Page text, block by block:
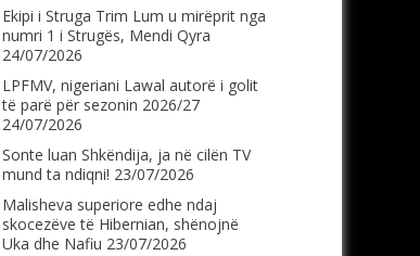
Ekipi i Struga Trim Lum u mirëprit nga
numri 1 i Strugës, Mendi Qyra
24/07/2026
LPFMV, nigeriani Lawal autorë i golit
të parë për sezonin 2026/27
24/07/2026
Sonte luan Shkëndija, ja në cilën TV
mund ta ndiqni! 23/07/2026
Malisheva superiore edhe ndaj
skocezëve të Hibernian, shënojnë
Uka dhe Nafiu 23/07/2026